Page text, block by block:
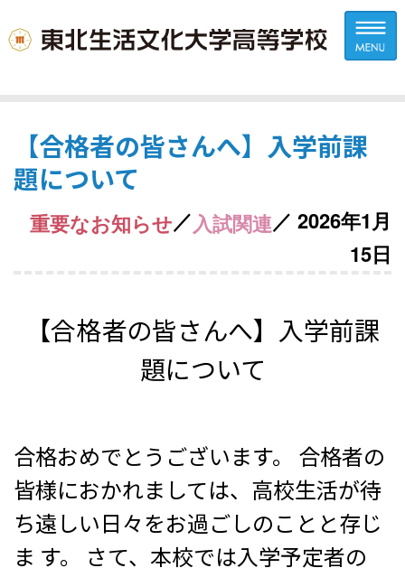
受験生の方へ 中学校の先生方へ
保護者の方へ
アクセス お問い合わせ
【合格者の皆さんへ】入学前課
題について
重要なお知らせ／入試関連／ 2026年1月
15日
【合格者の皆さんへ】 入学前課
題について
合格おめでとうございます。 合格者の
皆様におかれましては、高校生活が待
ち遠しい日々をお過ごしのことと存じ
ま す。 さて、本校では入学予定者の